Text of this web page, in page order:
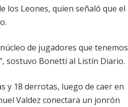
los Leones, quien señaló que el
de jugadores que tenemos
sostuvo Bonetti al Listín Diario.
y 18 derrotas, luego de caer en
Valdez conectara un jonrón